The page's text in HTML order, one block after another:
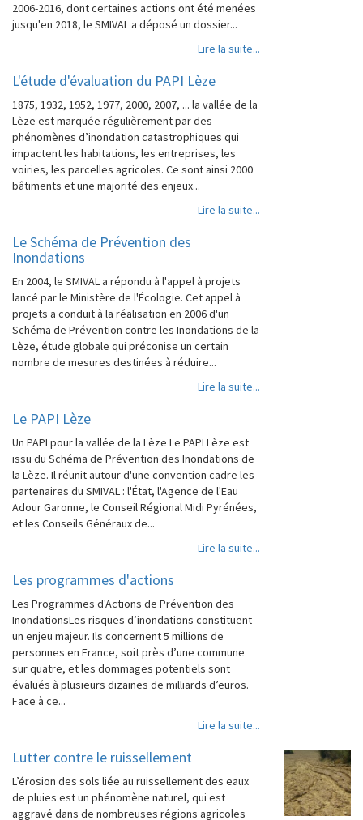
2006-2016, dont certaines actions ont été menées
jusqu'en 2018, le SMIVAL a déposé un dossier...
Lire la suite...
L'étude d'évaluation du PAPI Lèze
1875, 1932, 1952, 1977, 2000, 2007, ... la vallée de la
Lèze est marquée régulièrement par des
phénomènes d’inondation catastrophiques qui
impactent les habitations, les entreprises, les
voiries, les parcelles agricoles. Ce sont ainsi 2000
bâtiments et une majorité des enjeux...
Lire la suite...
Le Schéma de Prévention des
Inondations
En 2004, le SMIVAL a répondu à l'appel à projets
lancé par le Ministère de l'Écologie. Cet appel à
projets a conduit à la réalisation en 2006 d'un
Schéma de Prévention contre les Inondations de la
Lèze, étude globale qui préconise un certain
nombre de mesures destinées à réduire...
Lire la suite...
Le PAPI Lèze
Un PAPI pour la vallée de la Lèze Le PAPI Lèze est
issu du Schéma de Prévention des Inondations de
la Lèze. Il réunit autour d'une convention cadre les
partenaires du SMIVAL : l'État, l'Agence de l'Eau
Adour Garonne, le Conseil Régional Midi Pyrénées,
et les Conseils Généraux de...
Lire la suite...
Les programmes d'actions
Les Programmes d'Actions de Prévention des
InondationsLes risques d’inondations constituent
un enjeu majeur. Ils concernent 5 millions de
personnes en France, soit près d’une commune
sur quatre, et les dommages potentiels sont
évalués à plusieurs dizaines de milliards d’euros.
Face à ce...
Lire la suite...
Lutter contre le ruissellement
L’érosion des sols liée au ruissellement des eaux
de pluies est un phénomène naturel, qui est
aggravé dans de nombreuses régions agricoles